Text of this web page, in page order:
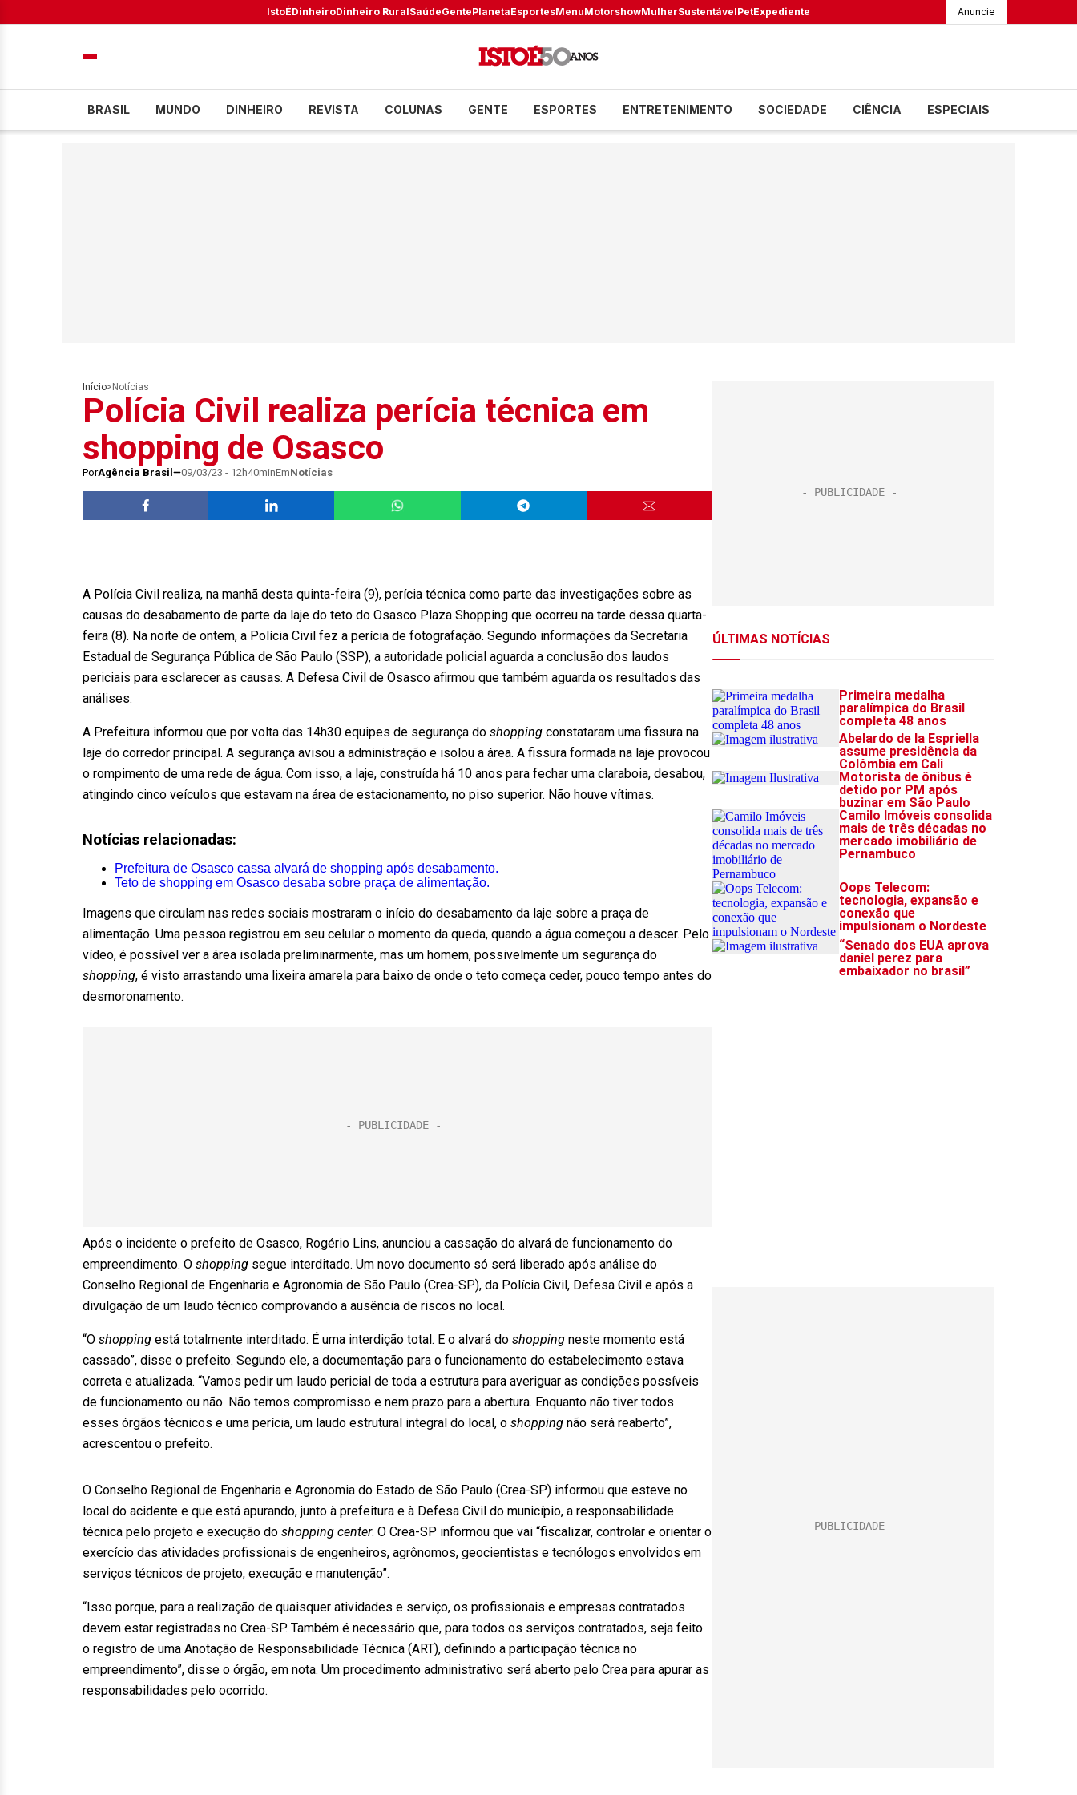
IstoÉDinheiroDinheiro RuralSaúdeGentePlanetaEsportesMenuMotorshowMulherSustentávelPetExpediente Anuncie
BRASIL MUNDO DINHEIRO REVISTA COLUNAS GENTE ESPORTES ENTRETENIMENTO SOCIEDADE CIÊNCIA ESPECIAIS
Início> Notícias
Polícia Civil realiza perícia técnica em
shopping de Osasco
PorAgência Brasil 09/03/23 - 12h40minEmNotícias
A Polícia Civil realiza, na manhã desta quinta-feira (9), perícia técnica como parte das investigações sobre as
causas do desabamento de parte da laje do teto do Osasco Plaza Shopping que ocorreu na tarde dessa quarta-
feira (8). Na noite de ontem, a Polícia Civil fez a perícia de fotografação. Segundo informações da Secretaria
Estadual de Segurança Pública de São Paulo (SSP), a autoridade policial aguarda a conclusão dos laudos
periciais para esclarecer as causas. A Defesa Civil de Osasco afirmou que também aguarda os resultados das
análises.
A Prefeitura informou que por volta das 14h30 equipes de segurança do shopping constataram uma fissura na
laje do corredor principal. A segurança avisou a administração e isolou a área. A fissura formada na laje provocou
o rompimento de uma rede de água. Com isso, a laje, construída há 10 anos para fechar uma claraboia, desabou,
atingindo cinco veículos que estavam na área de estacionamento, no piso superior. Não houve vítimas.
Notícias relacionadas:
Prefeitura de Osasco cassa alvará de shopping após desabamento.
Teto de shopping em Osasco desaba sobre praça de alimentação.
Imagens que circulam nas redes sociais mostraram o início do desabamento da laje sobre a praça de
alimentação. Uma pessoa registrou em seu celular o momento da queda, quando a água começou a descer. Pelo
vídeo, é possível ver a área isolada preliminarmente, mas um homem, possivelmente um segurança do
shopping, é visto arrastando uma lixeira amarela para baixo de onde o teto começa ceder, pouco tempo antes do
desmoronamento.
Após o incidente o prefeito de Osasco, Rogério Lins, anunciou a cassação do alvará de funcionamento do
empreendimento. O shopping segue interditado. Um novo documento só será liberado após análise do
Conselho Regional de Engenharia e Agronomia de São Paulo (Crea-SP), da Polícia Civil, Defesa Civil e após a
divulgação de um laudo técnico comprovando a ausência de riscos no local.
“O shopping está totalmente interditado. É uma interdição total. E o alvará do shopping neste momento está
cassado”, disse o prefeito. Segundo ele, a documentação para o funcionamento do estabelecimento estava
correta e atualizada. “Vamos pedir um laudo pericial de toda a estrutura para averiguar as condições possíveis
de funcionamento ou não. Não temos compromisso e nem prazo para a abertura. Enquanto não tiver todos
esses órgãos técnicos e uma perícia, um laudo estrutural integral do local, o shopping não será reaberto”,
acrescentou o prefeito.
O Conselho Regional de Engenharia e Agronomia do Estado de São Paulo (Crea-SP) informou que esteve no
local do acidente e que está apurando, junto à prefeitura e à Defesa Civil do município, a responsabilidade
técnica pelo projeto e execução do shopping center. O Crea-SP informou que vai “fiscalizar, controlar e orientar o
exercício das atividades profissionais de engenheiros, agrônomos, geocientistas e tecnólogos envolvidos em
serviços técnicos de projeto, execução e manutenção”.
“Isso porque, para a realização de quaisquer atividades e serviço, os profissionais e empresas contratados
devem estar registradas no Crea-SP. Também é necessário que, para todos os serviços contratados, seja feito
o registro de uma Anotação de Responsabilidade Técnica (ART), definindo a participação técnica no
empreendimento”, disse o órgão, em nota. Um procedimento administrativo será aberto pelo Crea para apurar as
responsabilidades pelo ocorrido.